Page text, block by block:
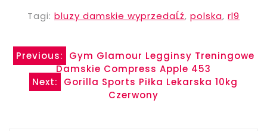
Tagi: bluzy damskie wyprzedaĹź, polska, rl9
Nawigacja
wpisu
Previous:
Gym Glamour Legginsy Treningowe
Damskie Compress Apple 453
Next:
Gorilla Sports Piłka Lekarska 10kg
Czerwony